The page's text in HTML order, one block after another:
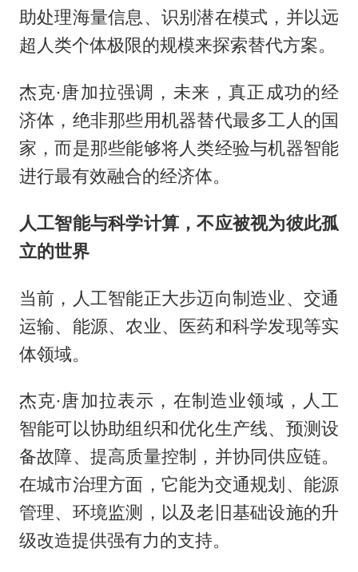
助处理海量信息、识别潜在模式，并以远
超人类个体极限的规模来探索替代方案。
杰克·唐加拉强调，未来，真正成功的经
济体，绝非那些用机器替代最多工人的国
家，而是那些能够将人类经验与机器智能
进行最有效融合的经济体。
人工智能与科学计算，不应被视为彼此孤
立的世界
当前，人工智能正大步迈向制造业、交通
运输、能源、农业、医药和科学发现等实
体领域。
杰克·唐加拉表示，在制造业领域，人工
智能可以协助组织和优化生产线、预测设
备故障、提高质量控制，并协同供应链。
在城市治理方面，它能为交通规划、能源
管理、环境监测，以及老旧基础设施的升
级改造提供强有力的支持。